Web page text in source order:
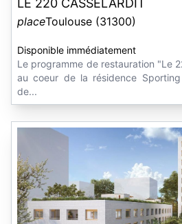
LE 220 CASSELARDIT
placeToulouse (31300)
Disponible immédiatement
Le programme de restauration "Le
au coeur de la résidence
de...